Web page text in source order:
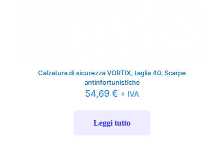
Calzatura di sicurezza VORTIX, taglia 40. Scarpe
antinfortunistiche
54,69 € + IVA
Leggi tutto